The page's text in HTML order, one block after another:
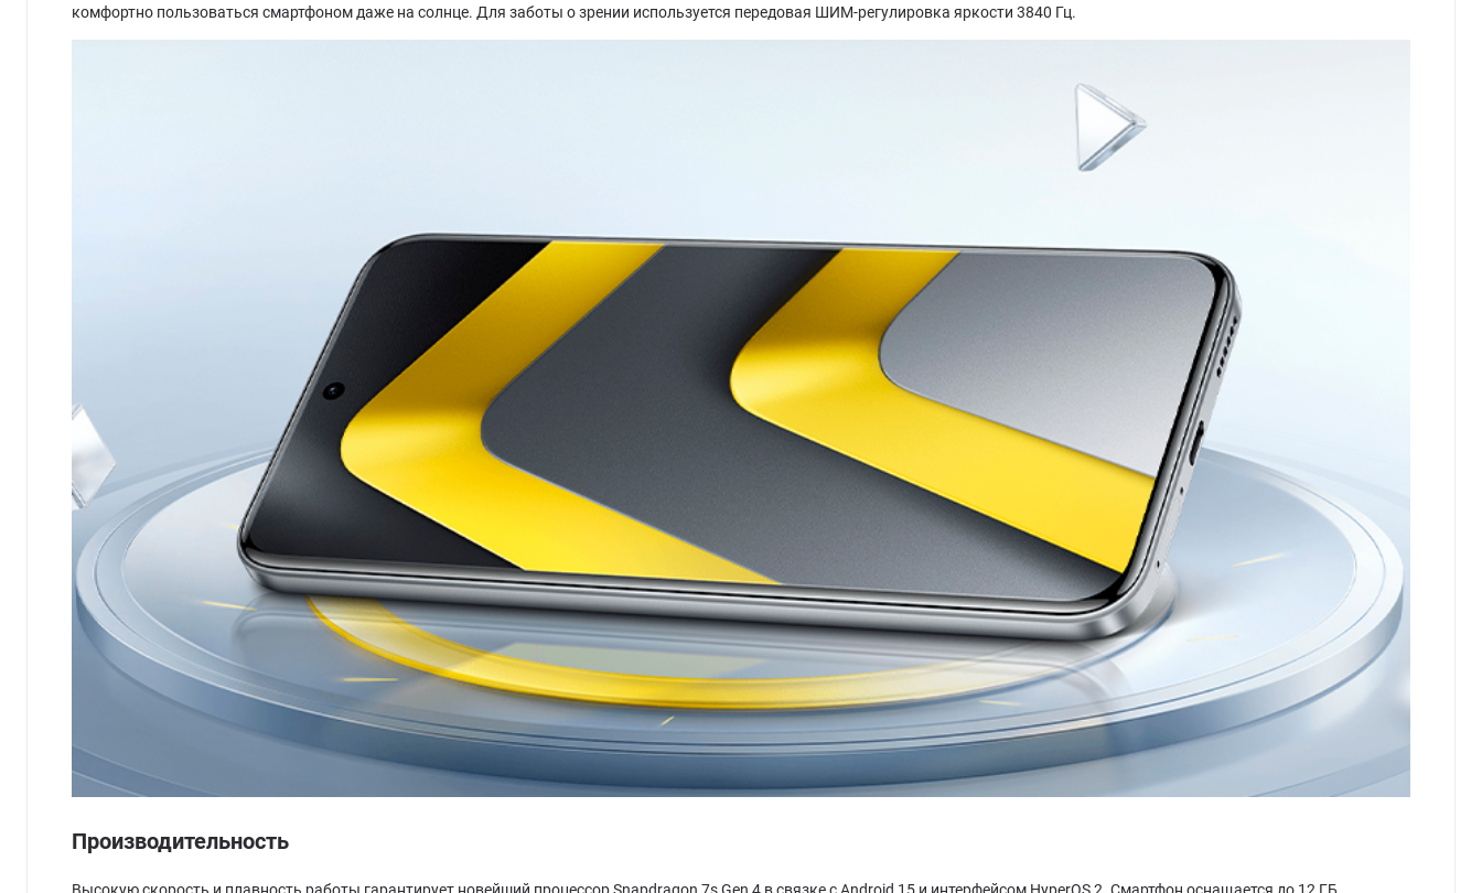
комфортно пользоваться смартфоном даже на солнце. Для заботы о зрении используется передовая ШИМ-регулировка яркости 3840 Гц.
Производительность
Высокую скорость и плавность работы гарантирует новейший процессор Snapdragon 7s Gen 4 в связке с Android 15 и интерфейсом HyperOS 2. Смартфон оснащается до 12 ГБ